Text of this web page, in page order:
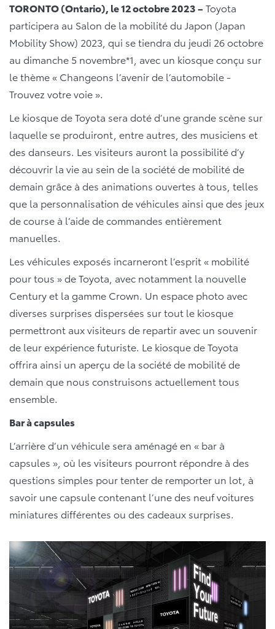
TORONTO (Ontario), le 12 octobre 2023 – Toyota
participera au Salon de la mobilité du Japon (Japan
Mobility Show) 2023, qui se tiendra du jeudi 26 octobre
au dimanche 5 novembre*1, avec un kiosque conçu sur
le thème « Changeons l’avenir de l’automobile -
Trouvez votre voie ».
Le kiosque de Toyota sera doté d’une grande scène sur
laquelle se produiront, entre autres, des musiciens et
des danseurs. Les visiteurs auront la possibilité d’y
découvrir la vie au sein de la société de mobilité de
demain grâce à des animations ouvertes à tous, telles
que la personnalisation de véhicules ainsi que des jeux
de course à l’aide de commandes entièrement
manuelles.
Les véhicules exposés incarneront l’esprit « mobilité
pour tous » de Toyota, avec notamment la nouvelle
Century et la gamme Crown. Un espace photo avec
diverses surprises dispersées sur tout le kiosque
permettront aux visiteurs de repartir avec un souvenir
de leur expérience futuriste. Le kiosque de Toyota
offrira ainsi un aperçu de la société de mobilité de
demain que nous construisons actuellement tous
ensemble.
Bar à capsules
L’arrière d’un véhicule sera aménagé en « bar à
capsules », où les visiteurs pourront répondre à des
questions simples pour tenter de remporter un lot, à
savoir une capsule contenant l’une des neuf voitures
miniatures différentes ou des cadeaux surprises.